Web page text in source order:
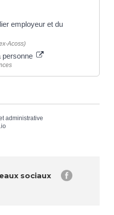
employeur et du
Acoss)
personne
administrative
sociaux